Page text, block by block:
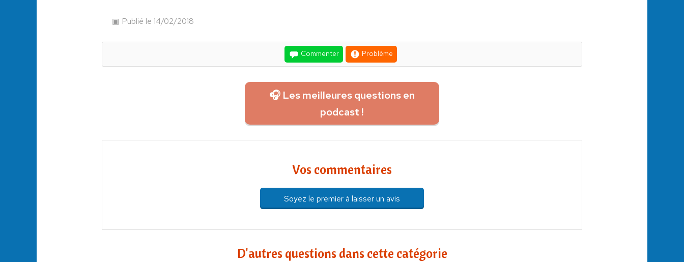
Publié le 14/02/2018
Commenter Problème
🎧 Les meilleures questions en
podcast !
Vos commentaires
Soyez le premier à laisser un avis
D'autres questions dans cette catégorie